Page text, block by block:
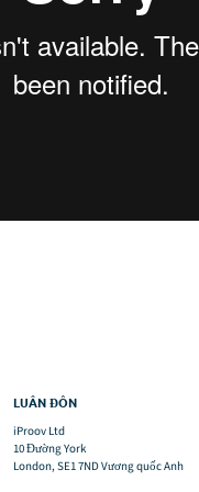
LUÂN ĐÔN
iProov Ltd
10 Đường York
London, SE1 7ND Vương quốc Anh